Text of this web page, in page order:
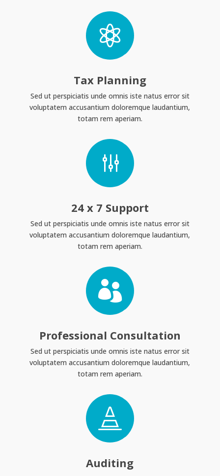

Tax Planning
Sed ut perspiciatis unde omnis iste natus error sit
voluptatem accusantium doloremque laudantium,
totam rem aperiam.
g
24 x 7 Support
Sed ut perspiciatis unde omnis iste natus error sit
voluptatem accusantium doloremque laudantium,
totam rem aperiam.

Professional Consultation
Sed ut perspiciatis unde omnis iste natus error sit
voluptatem accusantium doloremque laudantium,
totam rem aperiam.

Auditing